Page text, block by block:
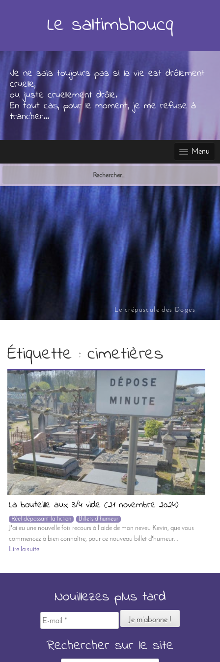
Le crépuscule des Doges
Le saltimbhoucq
Je ne sais toujours pas si la vie est drôlement
cruelle,
ou juste cruellement drôle.
En tout cas, pour le moment, je me refuse à
trancher...
Menu
Étiquette : cimetières
La bouteille aux 3/4 vide (21 novembre 2024)
Réel dépassant la fiction Billets d'humeur
J'ai eu une nouvelle fois recours à l'aide de mon neveu Kevin, que vous
commencez à bien connaître, pour ce nouveau billet d'humeur....
Lire la suite
Nouillezes plus tard
E-
mail
Rechercher sur le site